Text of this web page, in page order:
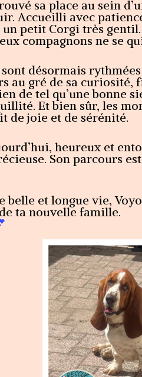
sa place au sein
Accueilli avec
petit Corgi très
compagnons ne se
désormais
au gré de sa
de tel qu’une bonne
Et bien sûr, les
de joie et de sérénité.
heureux et
Son parcours
belle et longue vie,
ta nouvelle famille.